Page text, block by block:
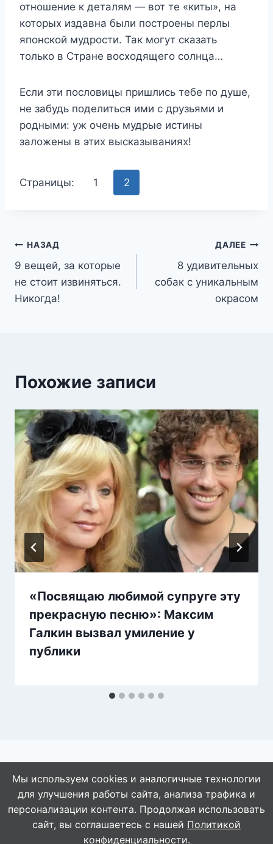
отношение к деталям — вот те «киты», на
которых издавна были построены перлы
японской мудрости. Так могут сказать
только в Стране восходящего солнца…
Если эти пословицы пришлись тебе по душе,
не забудь поделиться ими с друзьями и
родными: уж очень мудрые истины
заложены в этих высказываниях!
Страницы: 1 2
Навигация
по
записям
НАЗАД
9 вещей, за которые
не стоит извиняться.
Никогда!
ДАЛЕЕ
8 удивительных
собак с уникальным
окрасом
Похожие записи
«Посвящаю любимой супруге эту
прекрасную песню»: Максим
Галкин вызвал умиление у
публики
© 2026 АбАлдеть!
Мы используем cookies и аналогичные технологии
для улучшения работы сайта, анализа трафика и
персонализации контента. Продолжая использовать
сайт, вы соглашаетесь с нашей Политикой
конфиденциальности.